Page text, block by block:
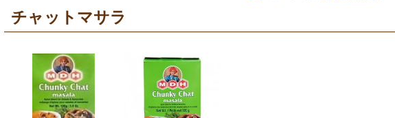
チャットマサラ